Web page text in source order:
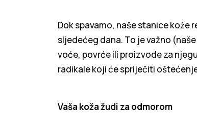
Dok spavamo, naše stanice
sljedećeg dana. To je važno
voće, povrće ili proizvode za
radikale koji će spriječiti
Vaša koža žudi za odmorom